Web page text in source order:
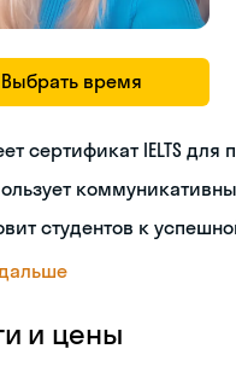
Выбрать время
сертификат IELTS
студентов к
и цены